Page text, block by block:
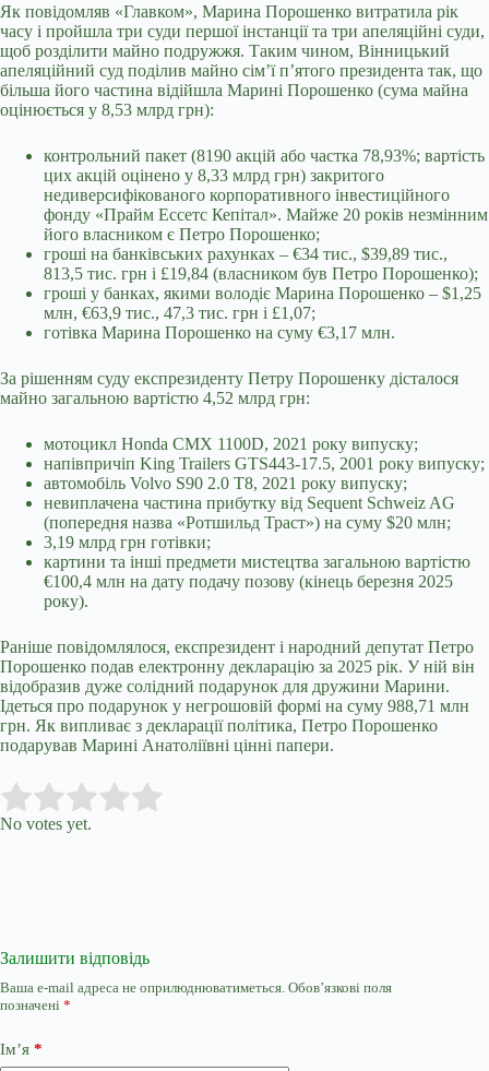
Як повідомляв «Главком», Марина Порошенко витратила рік
часу і пройшла три суди першої інстанції та три апеляційні суди,
щоб розділити майно подружжя. Таким чином, Вінницький
апеляційний суд поділив майно сім’ї п’ятого президента так, що
більша його частина відійшла Марині Порошенко (сума майна
оцінюється у 8,53 млрд грн):
контрольний пакет (8190 акцій або частка 78,93%; вартість
цих акцій оцінено у 8,33 млрд грн) закритого
недиверсифікованого корпоративного інвестиційного
фонду «Прайм Ессетс Кепітал». Майже 20 років незмінним
його власником є Петро Порошенко;
гроші на банківських рахунках – €34 тис., $39,89 тис.,
813,5 тис. грн і £19,84 (власником був Петро Порошенко);
гроші у банках, якими володіє Марина Порошенко – $1,25
млн, €63,9 тис., 47,3 тис. грн і £1,07;
готівка Марина Порошенко на суму €3,17 млн.
За рішенням суду експрезиденту Петру Порошенку дісталося
майно загальною вартістю 4,52 млрд грн:
мотоцикл Honda CMX 1100D, 2021 року випуску;
напівпричіп King Trailers GTS443-17.5, 2001 року випуску;
автомобіль Volvo S90 2.0 T8, 2021 року випуску;
невиплачена частина прибутку від Sequent Schweiz AG
(попередня назва «Ротшильд Траст») на суму $20 млн;
3,19 млрд грн готівки;
картини та інші предмети мистецтва загальною вартістю
€100,4 млн на дату подачу позову (кінець березня 2025
року).
Раніше повідомлялося, експрезидент і народний депутат Петро
Порошенко подав електронну декларацію за 2025 рік. У ній він
відобразив дуже солідний подарунок для дружини Марини.
Ідеться про подарунок у негрошовій формі на суму 988,71 млн
грн. Як випливає з декларації політика, Петро Порошенко
подарував Марині Анатоліївні цінні папери.
Rate this item:
No votes yet.
Залишити відповідь
Ваша e-mail адреса не оприлюднюватиметься. Обов’язкові поля
позначені *
Ім’я *